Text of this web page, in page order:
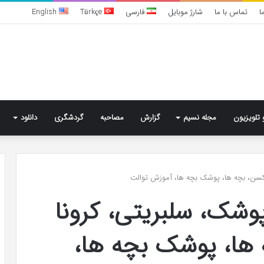
تماس با ما شارژ موبایل فارسی Türkçe
English
تلویزیون مجله نسیم گزارش مصاحبه گردشگری دانلود
بچه ها، پوشک بچه ها، آموزش توالت
سلبریتی، کرونا
پوشک بچه ها،
تشخیص
ویلی
چگونه
انجام
می‌شود؟